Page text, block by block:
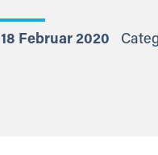
18 Februar 2020